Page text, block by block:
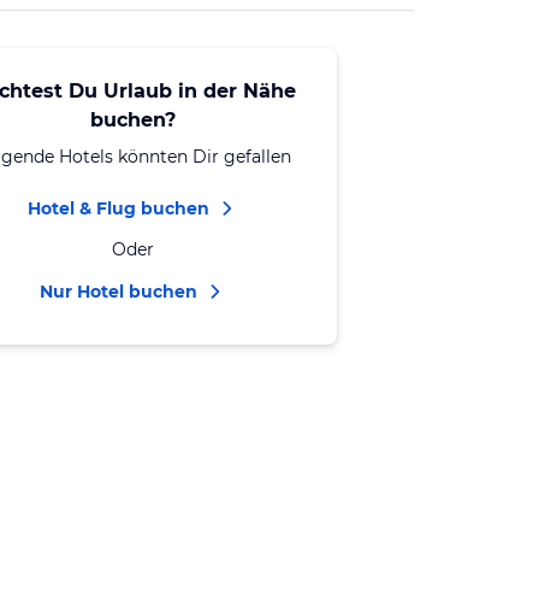
Du Urlaub in der Nähe
buchen?
Hotels könnten Dir gefallen
Hotel & Flug buchen
Oder
Nur Hotel buchen